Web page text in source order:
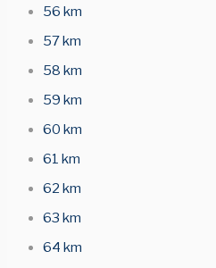
56 km
57 km
58 km
59 km
60 km
61 km
62 km
63 km
64 km